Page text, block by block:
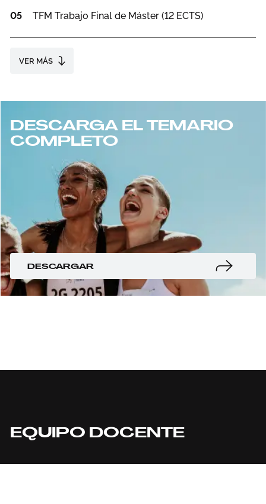
05 TFM Trabajo Final de Máster (12 ECTS)
VER MÁS
DESCARGA EL TEMARIO
COMPLETO
DESCARGAR
EQUIPO DOCENTE